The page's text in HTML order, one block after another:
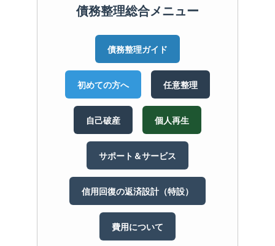
債務整理総合メニュー
債務整理ガイド
初めての方へ 任意整理
自己破産 個人再生
サポート＆サービス
信用回復の返済設計（特設）
費用について